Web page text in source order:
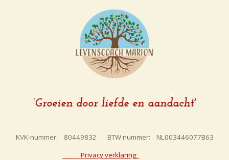
'Groeien door liefde en aandacht'
KVK-nummer: 80449832 BTW nummer: NL003446077B63
Privacy verklaring